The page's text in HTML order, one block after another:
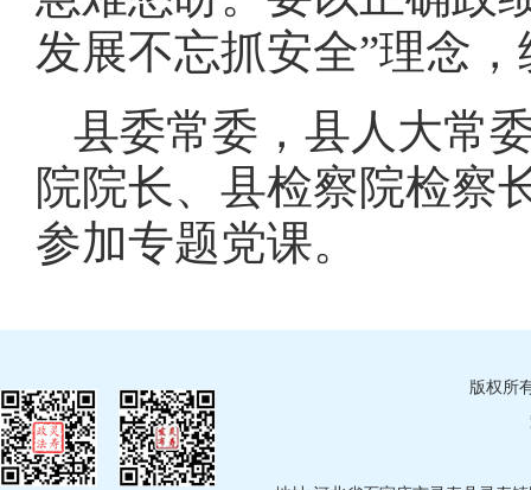
发展不忘抓安全”理念
县委常委，县人大常
院院长、县检察院检察
参加专题党课。